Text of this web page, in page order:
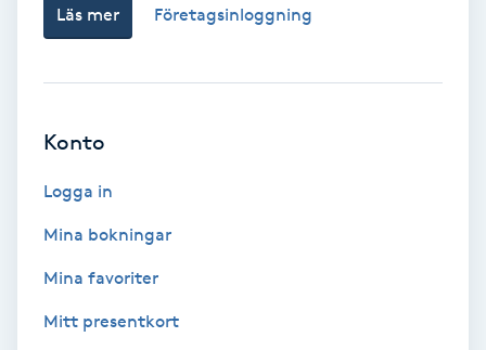
Celluliter
Coachning
Cryoterapi
Läs mer Företagsinloggning
Konto
Logga in
Mina bokningar
Mina favoriter
Mitt presentkort